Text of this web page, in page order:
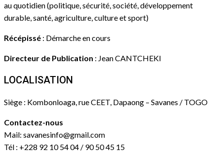
au quotidien (politique, sécurité, société, développement
durable, santé, agriculture, culture et sport)
Récépissé : Démarche en cours
Directeur de Publication : Jean CANTCHEKI
LOCALISATION
Siège : Kombonloaga, rue CEET, Dapaong – Savanes / TOGO
Contactez-nous
Mail: savanesinfo@gmail.com
Tél : +228 92 10 54 04 / 90 50 45 15